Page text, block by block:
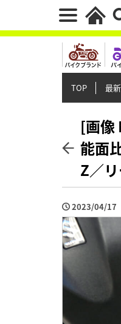
TOP 最
[画像
能面
Z／リ
2023/04/17